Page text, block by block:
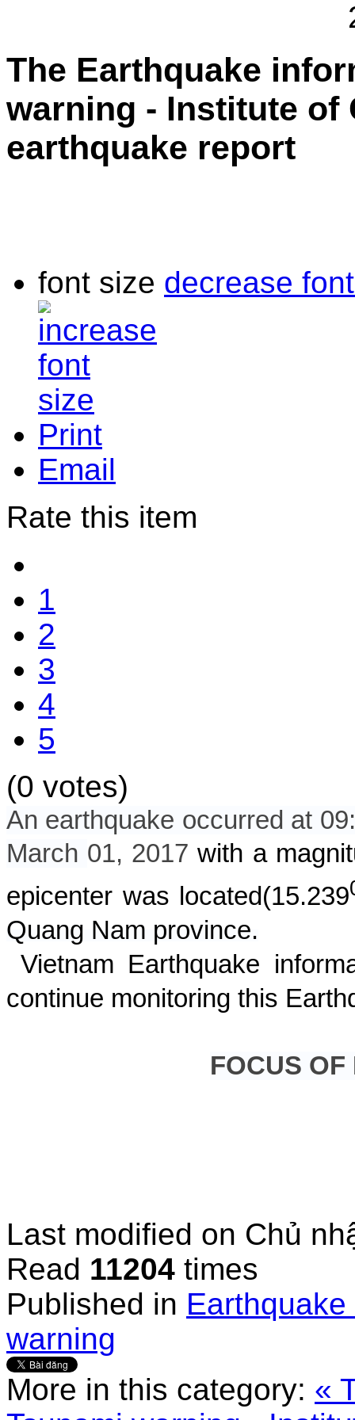
The Earthquake
warning - Institute of
earthquake report
font size decrease
Print
Email
Rate this item
1
2
3
4
5
(0 votes)
An earthquake occurred at
March 01, 2017with a
epicenter was located(15.239
Quang Nam province.
Vietnam Earthquake
continue monitoring this
FOCUS
Last modified on Chủ
Read 11204 times
Published in
warning
More in this category: «